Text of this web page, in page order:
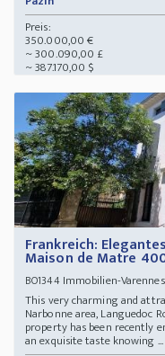
Preis:
350.000,00 €
~ 300.090,00 £
~ 387.170,00 $
Frankreich:
Maison de Matre
BO1344Immobilien-
This very charming and
Narbonne area, Languedoc
property has been recently
an exquisite taste knowing ...